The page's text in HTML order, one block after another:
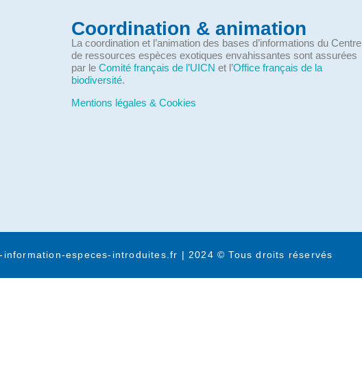
Coordination & animation
La coordination et l’animation des bases d’informations du Centre
de ressources espèces exotiques envahissantes sont assurées
par le Comité français de l’UICN et l’Office français de la
biodiversité.
Mentions légales & Cookies
information-especes-introduites.fr | 2024 © Tous droits réservés